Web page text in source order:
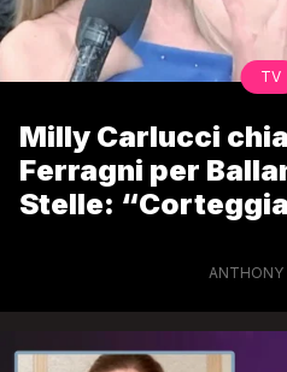
TV
Milly Carlucci
Ferragni per
Stelle:
ANTHONY